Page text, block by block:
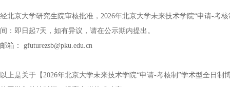
经北京大学研究生院审核批准，2026年北京大学未来技术学院“申请-考
间：即日起7天，如有异议，请在公示期内提出。
邮箱： gfuturezsb@pku.edu.cn
以上是关于【2026年北京大学未来技术学院“申请-考核制”学术型全日